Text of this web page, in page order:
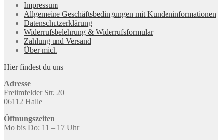
Impressum
Allgemeine Geschäftsbedingungen mit Kundeninformationen
Datenschutzerklärung
Widerrufsbelehrung & Widerrufsformular
Zahlung und Versand
Über mich
Hier findest du uns
Adresse
Freiimfelder Str. 20
06112 Halle
Öffnungszeiten
Mo bis Do: 11 – 17 Uhr